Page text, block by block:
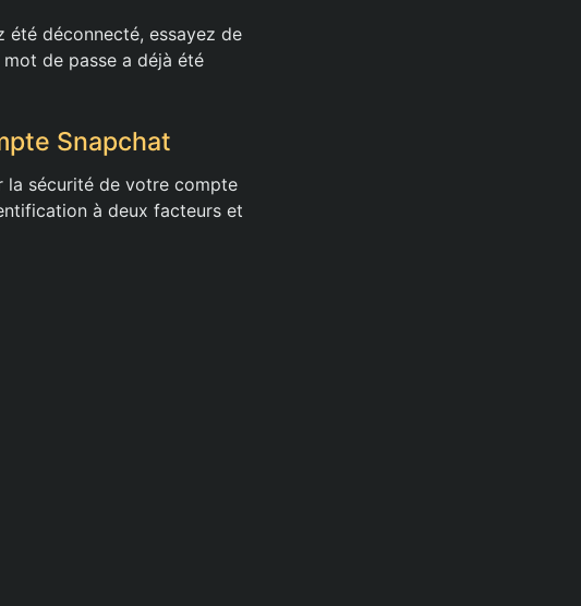
été déconnecté, essayez de
de passe a déjà été
Snapchat
la sécurité de votre compte
à deux facteurs et